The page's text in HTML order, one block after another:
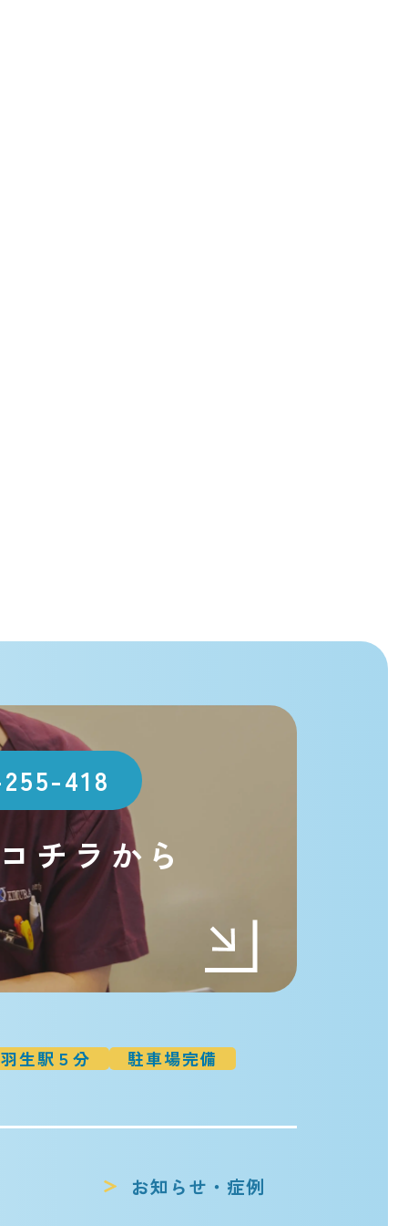
418
チラから
羽生駅５分 駐車場完備
お知らせ・症例